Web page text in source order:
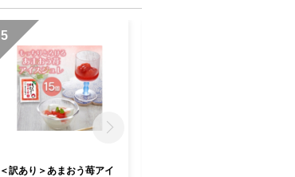
5
＜訳あり＞あまおう苺アイ